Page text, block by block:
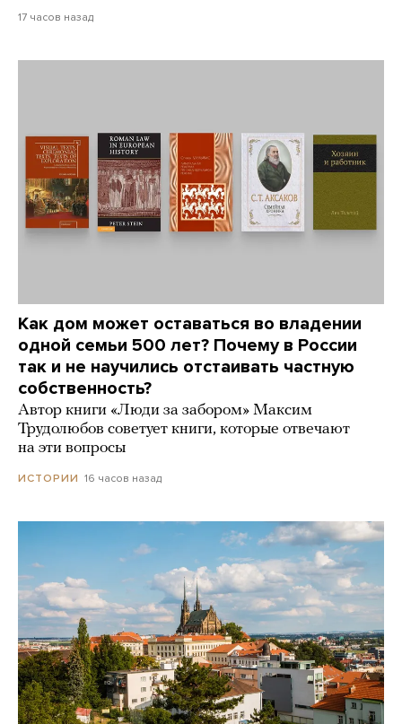
17 часов назад
Как дом может оставаться во владении
одной семьи 500 лет? Почему в России
так и не научились отстаивать частную
собственность?
Автор книги «Люди за забором» Максим
Трудолюбов советует книги, которые отвечают
на эти вопросы
ИСТОРИИ 16 часов назад